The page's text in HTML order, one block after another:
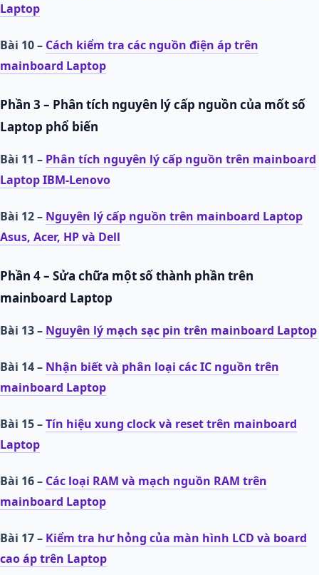
Laptop
Bài 10 – Cách kiểm tra các nguồn điện áp trên
mainboard Laptop
Phần 3 – Phân tích nguyên lý cấp nguồn của mốt số
Laptop phổ biến
Bài 11 – Phân tích nguyên lý cấp nguồn trên mainboard
Laptop IBM-Lenovo
Bài 12 – Nguyên lý cấp nguồn trên mainboard Laptop
Asus, Acer, HP và Dell
Phần 4 – Sửa chữa một số thành phần trên
mainboard Laptop
Bài 13 – Nguyên lý mạch sạc pin trên mainboard Laptop
Bài 14 – Nhận biết và phân loại các IC nguồn trên
mainboard Laptop
Bài 15 –Tín hiệu xung clock và reset trên mainboard
Laptop
Bài 16 – Các loại RAM và mạch nguồn RAM trên
mainboard Laptop
Bài 17 – Kiểm tra hư hỏng của màn hình LCD và board
cao áp trên Laptop